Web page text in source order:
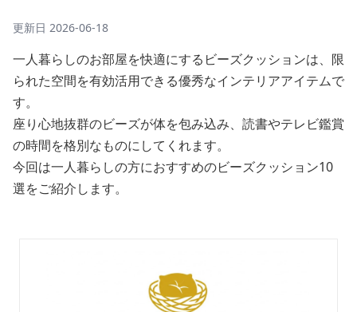
更新日 2026-06-18
一人暮らしのお部屋を快適にするビーズクッションは、限
られた空間を有効活用できる優秀なインテリアアイテムで
す。
座り心地抜群のビーズが体を包み込み、読書やテレビ鑑賞
の時間を格別なものにしてくれます。
今回は一人暮らしの方におすすめのビーズクッション10
選をご紹介します。